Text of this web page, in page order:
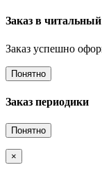
Заказ в
Заказ успешно
Понятно
Заказ периодики
Понятно
×